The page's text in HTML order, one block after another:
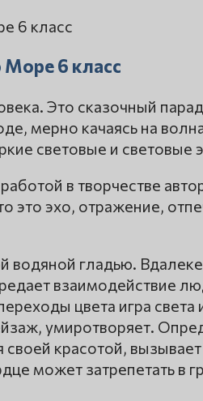
Море 6 класс
Это сказочный
мерно качаясь на
световые и световые
в творчестве
это эхо, отражение,
водяной гладью.
взаимодействие
цвета игра света
умиротворяет.
красотой,
может затрепетать в